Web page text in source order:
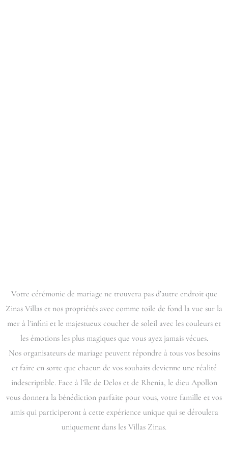
Votre cérémonie de mariage ne trouvera pas d’autre endroit que
Zinas Villas et nos propriétés avec comme toile de fond la vue sur la
mer à l’infini et le majestueux coucher de soleil avec les couleurs et
les émotions les plus magiques que vous ayez jamais vécues.
Nos organisateurs de mariage peuvent répondre à tous vos besoins
et faire en sorte que chacun de vos souhaits devienne une réalité
indescriptible. Face à l’île de Delos et de Rhenia, le dieu Apollon
vous donnera la bénédiction parfaite pour vous, votre famille et vos
amis qui participeront à cette expérience unique qui se déroulera
uniquement dans les Villas Zinas.